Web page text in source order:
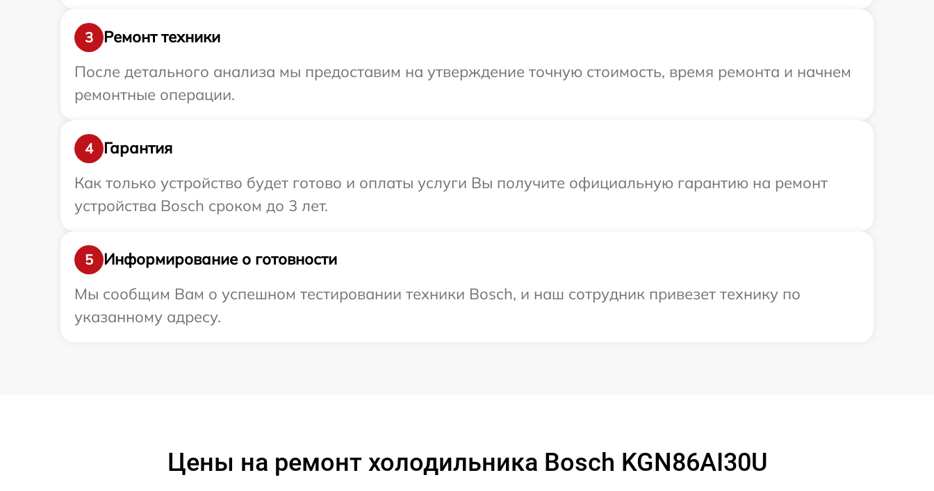
3
Ремонт техники
После детального анализа мы предоставим на утверждение точную стоимость, время ремонта и начнем
ремонтные операции.
4
Гарантия
Как только устройство будет готово и оплаты услуги Вы получите официальную гарантию на ремонт
устройства Bosch сроком до 3 лет.
5
Информирование о готовности
Мы сообщим Вам о успешном тестировании техники Bosch, и наш сотрудник привезет технику по
указанному адресу.
Цены на ремонт холодильника Bosch KGN86AI30U